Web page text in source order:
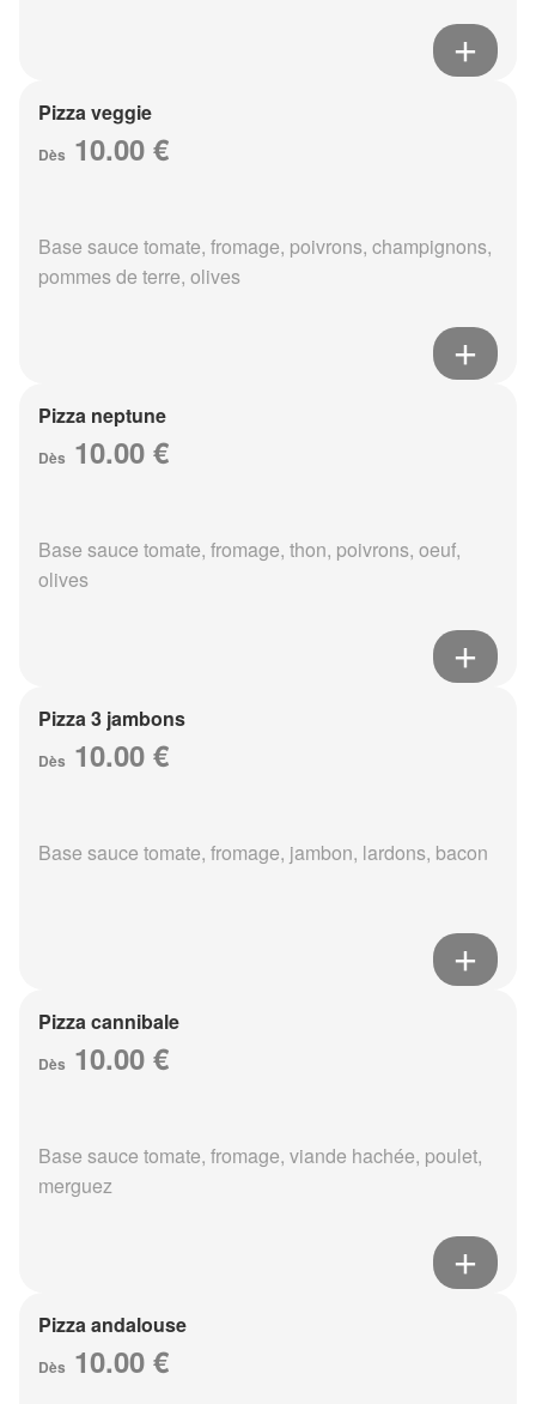
Pizza veggie
Dès 10.00 €
Base sauce tomate, fromage, poivrons, champignons,
pommes de terre, olives
Pizza neptune
Dès 10.00 €
Base sauce tomate, fromage, thon, poivrons, oeuf,
olives
Pizza 3 jambons
Dès 10.00 €
Base sauce tomate, fromage, jambon, lardons, bacon
Pizza cannibale
Dès 10.00 €
Base sauce tomate, fromage, viande hachée, poulet,
merguez
Pizza andalouse
Dès 10.00 €